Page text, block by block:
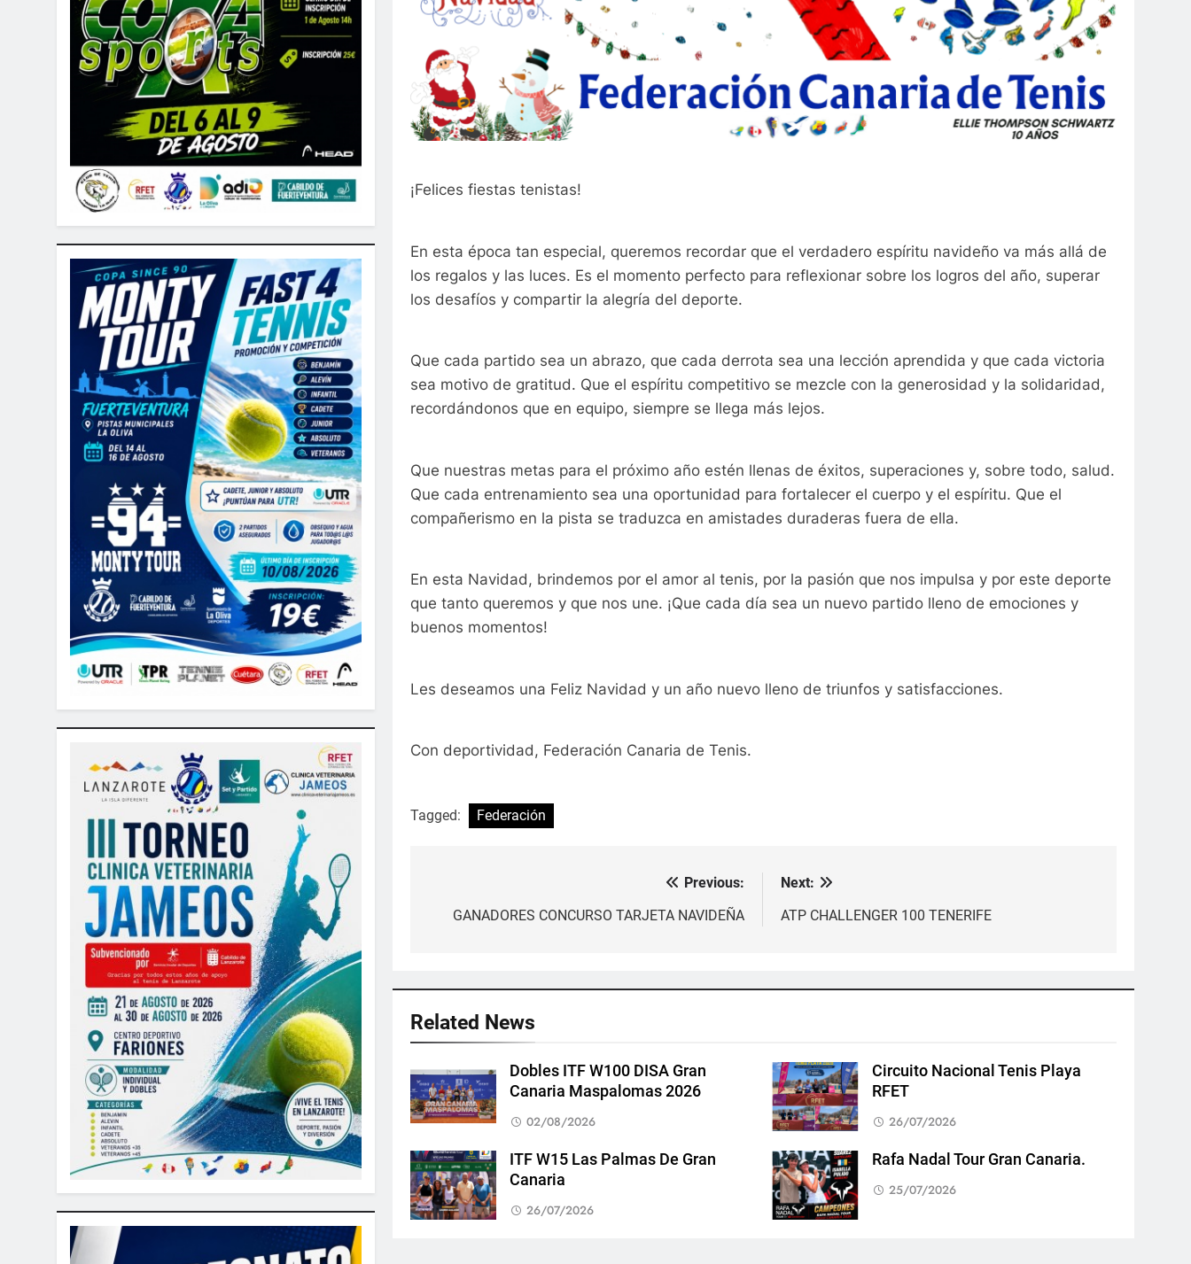
¡Felices fiestas tenistas!
En esta época tan especial, queremos recordar que el verdadero espíritu navideño va más allá de
los regalos y las luces. Es el momento perfecto para reflexionar sobre los logros del año, superar
los desafíos y compartir la alegría del deporte.
Que cada partido sea un abrazo, que cada derrota sea una lección aprendida y que cada victoria
sea motivo de gratitud. Que el espíritu competitivo se mezcle con la generosidad y la solidaridad,
recordándonos que en equipo, siempre se llega más lejos.
Que nuestras metas para el próximo año estén llenas de éxitos, superaciones y, sobre todo, salud.
Que cada entrenamiento sea una oportunidad para fortalecer el cuerpo y el espíritu. Que el
compañerismo en la pista se traduzca en amistades duraderas fuera de ella.
En esta Navidad, brindemos por el amor al tenis, por la pasión que nos impulsa y por este deporte
que tanto queremos y que nos une. ¡Que cada día sea un nuevo partido lleno de emociones y
buenos momentos!
Les deseamos una Feliz Navidad y un año nuevo lleno de triunfos y satisfacciones.
Con deportividad, Federación Canaria de Tenis.
Tagged: Federación
Previous:
GANADORES CONCURSO TARJETA NAVIDEÑA
Next:
ATP CHALLENGER 100 TENERIFE
Related News
Dobles ITF W100 DISA Gran
Canaria Maspalomas 2026
02/08/2026
Circuito Nacional Tenis Playa
RFET
26/07/2026
ITF W15 Las Palmas De Gran
Canaria
26/07/2026
Rafa Nadal Tour Gran Canaria.
25/07/2026